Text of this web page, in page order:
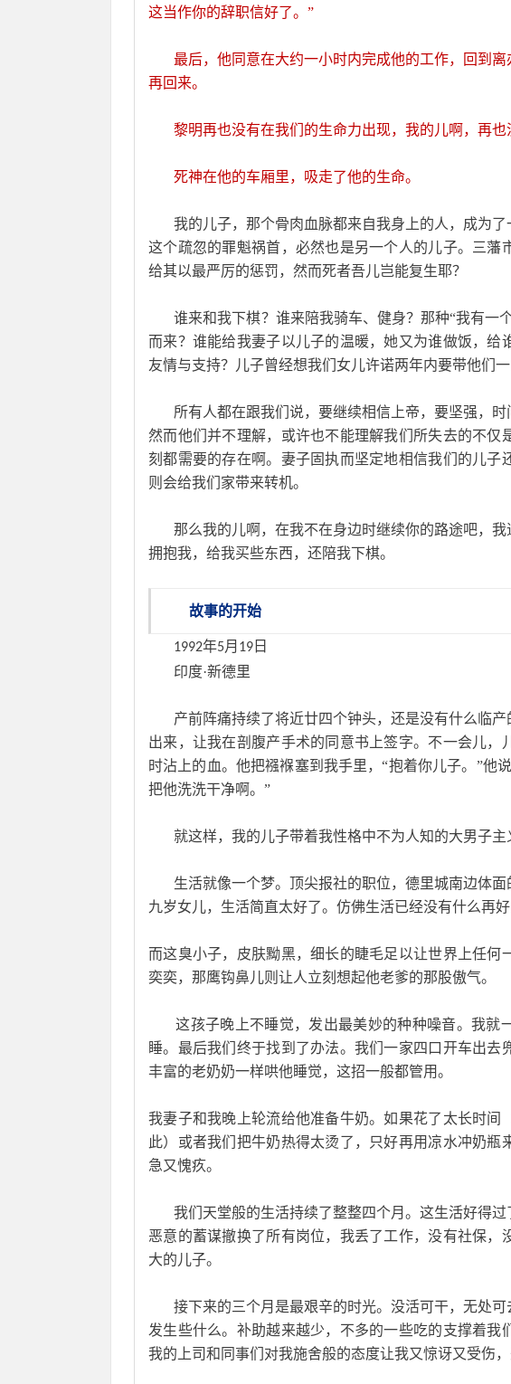
这当作你的辞职信好了。”
最后，他同意在大约一小时内完成他的工作，回到离
再回来。
黎明再也没有在我们的生命力出现，我的儿啊，再也
死神在他的车厢里，吸走了他的生命。
我的儿子，那个骨肉血脉都来自我身上的人，成为了
这个疏忽的罪魁祸首，必然也是另一个人的儿子。三
给其以最严厉的惩罚，然而死者吾儿岂能复生耶？
谁来和我下棋？谁来陪我骑车、健身？那种“我有一
而来？谁能给我妻子以儿子的温暖，她又为谁做饭，给
友情与支持？儿子曾经想我们女儿许诺两年内要带他们
所有人都在跟我们说，要继续相信上帝，要坚强，时
然而他们并不理解，或许也不能理解我们所失去的不
刻都需要的存在啊。妻子固执而坚定地相信我们的儿子
则会给我们家带来转机。
那么我的儿啊，在我不在身边时继续你的路途吧，我
拥抱我，给我买些东西，还陪我下棋。
故事的开始
1992年5月 19 日
印度·新德里
产前阵痛持续了将近廿四个钟头，还是没有什么临产
出来，让我在剖腹产手术的同意书上签字。不一会儿，
时沾上的血。他把襁褓塞到我手里，“抱着你儿子。”他
把他洗洗干净啊。”
就这样，我的儿子带着我性格中不为人知的大男子主
生活就像一个梦。顶尖报社的职位，德里城南边体面
九岁女儿，生活简直太好了。仿佛生活已经没有什么再
而这臭小子，皮肤黝黑，细长的睫毛足以让世界上任何
奕奕，那鹰钩鼻儿则让人立刻想起他老爹的那股傲气。
这孩子晚上不睡觉，发出最美妙的种种噪音。我就
睡。最后我们终于找到了办法。我们一家四口开车出
丰富的老奶奶一样哄他睡觉，这招一般都管用。
我妻子和我晚上轮流给他准备牛奶。如果花了太长时间
此）或者我们把牛奶热得太烫了，只好再用凉水冲奶
急又愧疚。
我们天堂般的生活持续了整整四个月。这生活好得过
恶意的蓄谋撤换了所有岗位，我丢了工作，没有社保，
大的儿子。
接下来的三个月是最艰辛的时光。没活可干，无处可
发生些什么。补助越来越少，不多的一些吃的支撑着我
我的上司和同事们对我施舍般的态度让我又惊讶又受伤